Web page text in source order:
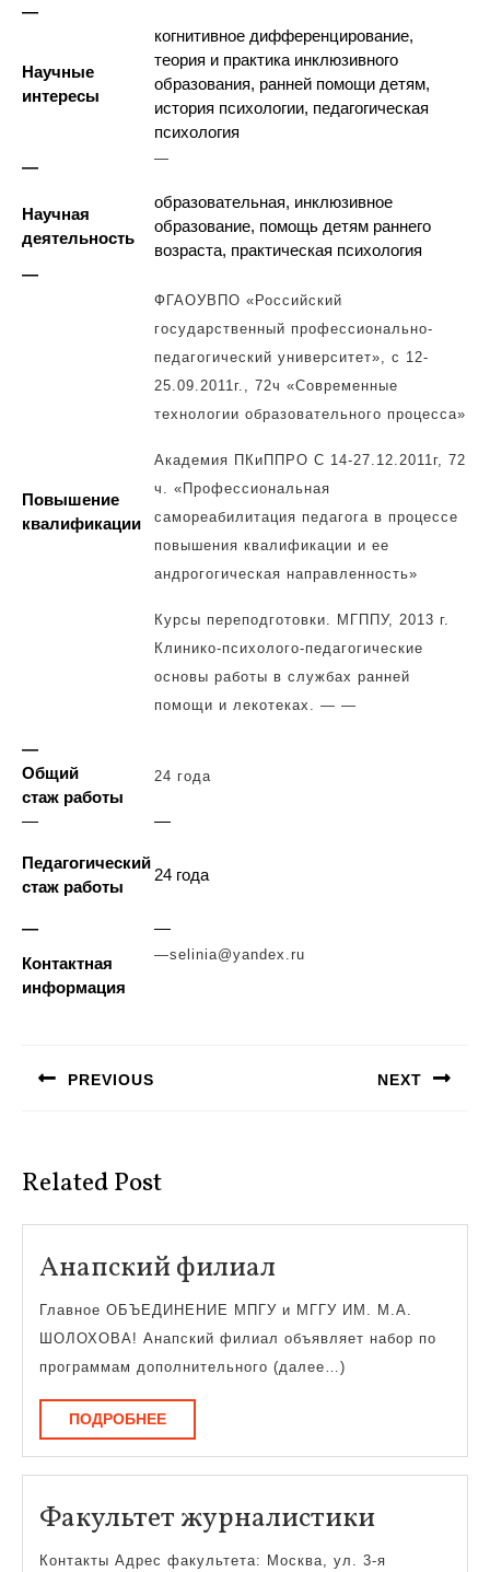
—
Научные
интересы
когнитивное дифференцирование,
теория и практика инклюзивного
образования, ранней помощи детям,
история психологии, педагогическая
психология
—
—
Научная
деятельность
образовательная, инклюзивное
образование, помощь детям раннего
возраста, практическая психология
—
Повышение
квалификации
ФГАОУВПО «Российский
государственный профессионально-
педагогический университет», с 12-
25.09.2011г., 72ч «Современные
технологии образовательного процесса»
Академия ПКиППРО С 14-27.12.2011г, 72
ч. «Профессиональная
самореабилитация педагога в процессе
повышения квалификации и ее
андрогогическая направленность»
Курсы переподготовки. МГППУ, 2013 г.
Клинико-психолого-педагогические
основы работы в службах ранней
помощи и лекотеках. — —
—
Общий
стаж работы
24 года
— —
Педагогический
стаж работы
24 года
—
—
Контактная
информация
—selinia@yandex.ru
записям
PREVIOUS NEXT
Related Post
Анапский филиал
филиал
Главное ОБЪЕДИНЕНИЕ МПГУ и МГГУ ИМ. М.А.
ШОЛОХОВА! Анапский филиал объявляет набор по
программам дополнительного (далее…)
ПОДРОБНЕЕПОДРОБНЕЕ
Факультет журналистики
Контакты Адрес факультета: Москва, ул. 3-я